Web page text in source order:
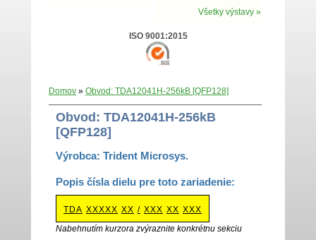
Všetky výstavy »
ISO 9001:2015
Domov » Obvod: TDA12041H-256kB [QFP128]
Obvod: TDA12041H-256kB
[QFP128]
Výrobca: Trident Microsys.
Popis čísla dielu pre toto zariadenie:
TDA XXXXX XX / XXX XX XXX
Nabehnutím kurzora zvýraznite konkrétnu sekciu